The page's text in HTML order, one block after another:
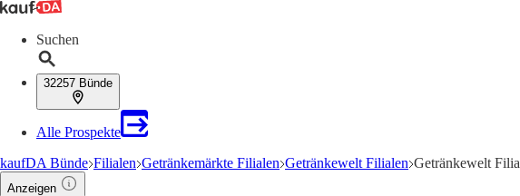
Suchen
32257 Bünde
Alle Prospekte
kaufDA Bünde Filialen Getränkemärkte Filialen Getränkewelt Filialen Getränkewelt
Anzeigen